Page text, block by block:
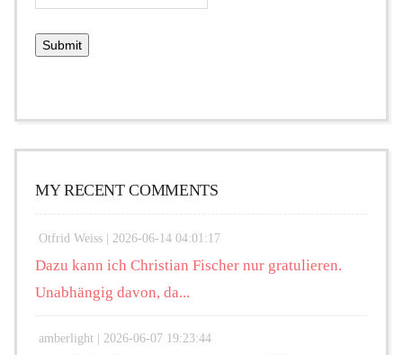
MY RECENT COMMENTS
Otfrid Weiss | 2026-06-14 04:01:17
Dazu kann ich Christian Fischer nur gratulieren.
Unabhängig davon, da...
amberlight | 2026-06-07 19:23:44